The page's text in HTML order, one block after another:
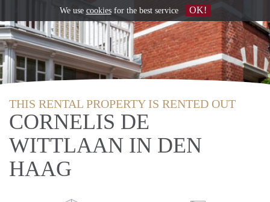
THIS RENTAL PROPERTY IS RENTED OUT
CORNELIS DE
WITTLAAN IN DEN
HAAG
We use cookiesfor the best service OK!